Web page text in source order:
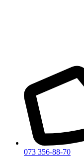
073 356-88-70